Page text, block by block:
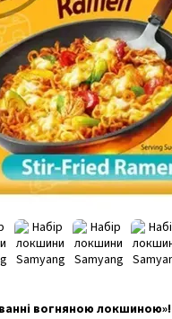
вогняною локшиною»!